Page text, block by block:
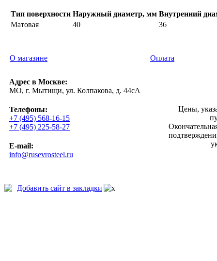
Тип поверхности Наружный диаметр, мм Внутренний
Матовая
40 36
О магазине Оплата
Адрес в Москве:
МО, г. Мытищи, ул. Колпакова, д. 44сА
Телефоны:
+7 (495) 568-16-15
+7 (495) 225-58-27
E-mail:
info@rusevrosteel.ru
Цены,
Добавить сайт в закладки